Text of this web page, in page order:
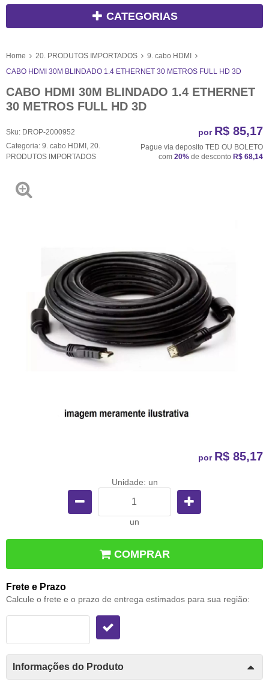
CATEGORIAS
Home 20. PRODUTOS IMPORTADOS
9. cabo HDMI
CABO HDMI 30M BLINDADO 1.4 ETHERNET 30 METROS FULL HD 3D
CABO HDMI 30M BLINDADO 1.4 ETHERNET
30 METROS FULL HD 3D
Sku: DROP-2000952
Categoria: 9. cabo HDMI 20.
PRODUTOS IMPORTADOS
por R$ 85,17
Pague via deposito TED OU BOLETO
com 20% de desconto R$ 68,14
por R$ 85,17
Unidade: un
un
COMPRAR
Frete e Prazo
Calcule o frete e o prazo de entrega estimados para sua região:
Informações do Produto